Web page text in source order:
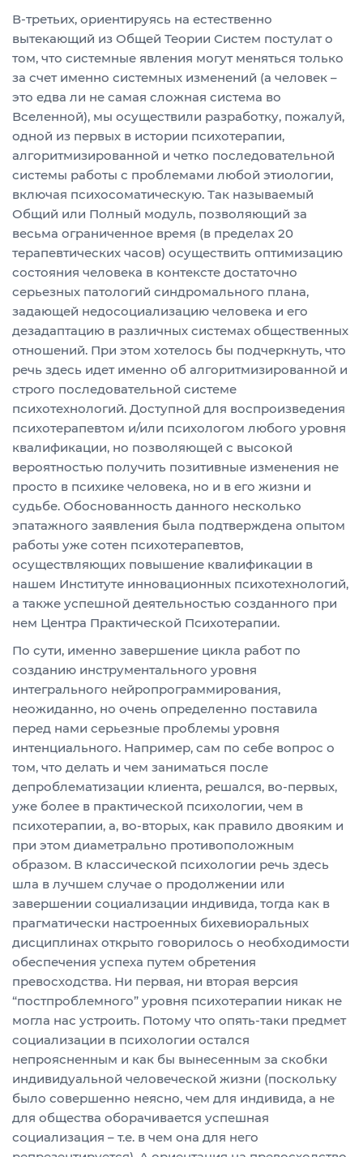
В-третьих, ориентируясь на естественно
вытекающий из Общей Теории Систем постулат о
том, что системные явления могут меняться только
за счет именно системных изменений (а человек –
это едва ли не самая сложная система во
Вселенной), мы осуществили разработку, пожалуй,
одной из первых в истории психотерапии,
алгоритмизированной и четко последовательной
системы работы с проблемами любой этиологии,
включая психосоматическую. Так называемый
Общий или Полный модуль, позволяющий за
весьма ограниченное время (в пределах 20
терапевтических часов) осуществить оптимизацию
состояния человека в контексте достаточно
серьезных патологий синдромального плана,
задающей недосоциализацию человека и его
дезадаптацию в различных системах общественных
отношений. При этом хотелось бы подчеркнуть, что
речь здесь идет именно об алгоритмизированной и
строго последовательной системе
психотехнологий. Доступной для воспроизведения
психотерапевтом и/или психологом любого уровня
квалификации, но позволяющей с высокой
вероятностью получить позитивные изменения не
просто в психике человека, но и в его жизни и
судьбе. Обоснованность данного несколько
эпатажного заявления была подтверждена опытом
работы уже сотен психотерапевтов,
осуществляющих повышение квалификации в
нашем Институте инновационных психотехнологий,
а также успешной деятельностью созданного при
нем Центра Практической Психотерапии.
По сути, именно завершение цикла работ по
созданию инструментального уровня
интегрального нейропрограммирования,
неожиданно, но очень определенно поставила
перед нами серьезные проблемы уровня
интенциального. Например, сам по себе вопрос о
том, что делать и чем заниматься после
депроблематизации клиента, решался, во-первых,
уже более в практической психологии, чем в
психотерапии, а, во-вторых, как правило двояким и
при этом диаметрально противоположным
образом. В классической психологии речь здесь
шла в лучшем случае о продолжении или
завершении социализации индивида, тогда как в
прагматически настроенных бихевиоральных
дисциплинах открыто говорилось о необходимости
обеспечения успеха путем обретения
превосходства. Ни первая, ни вторая версия
“постпроблемного” уровня психотерапии никак не
могла нас устроить. Потому что опять-таки предмет
социализации в психологии остался
непроясненным и как бы вынесенным за скобки
индивидуальной человеческой жизни (поскольку
было совершенно неясно, чем для индивида, а не
для общества оборачивается успешная
социализация – т.е. в чем она для него